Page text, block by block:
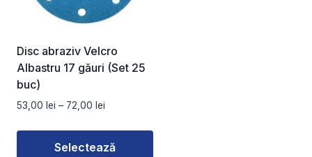
Disc abraziv Velcro
Albastru 17 găuri (Set 25
buc)
53,00 lei – 72,00 lei
prețuri:
53,00 lei
Selectează